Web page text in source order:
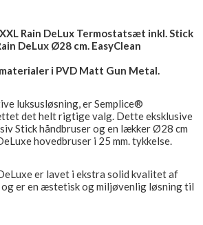
Rain DeLux Termostatsæt inkl. Stick
DeLux Ø28 cm. EasyClean
i PVD Matt Gun Metal.
luksusløsning, er Semplice®
det helt rigtige valg. Dette eksklusive
Stick håndbruser og en lækker Ø28 cm
hovedbruser i 25 mm. tykkelse.
er lavet i ekstra solid kvalitet af
er en æstetisk og miljøvenlig løsning til